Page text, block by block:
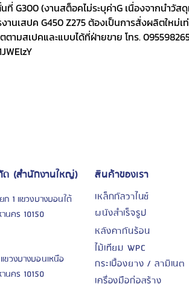
ที่ G300 (งานสต็อคไม่ระบุค่าG เนื่องจากนำวัส
นเสปค G450 Z275 ต้องเป็นการสั่งผลิตใหม่เ
ามสเปคและแบบได้ที่ฝ่ายขาย โทร.
(สำนักงานใหญ่)
ก 1 แขวงบางบอนใต้
นคร 10150
ขวงบางบอนเหนือ
นคร 10150
สินค้าของเรา
เหล็กกัลวาไนซ์
ผนังสำเร็จรูป
หลังคากันร้อน
ไม้เทียม WPC
กระเบื้องยาง / ลามิเนต